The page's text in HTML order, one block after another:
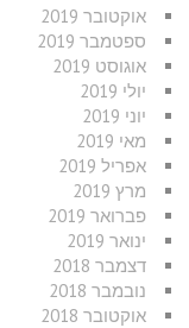
אוקטובר 2019
ספטמבר 2019
אוגוסט 2019
יולי 2019
יוני 2019
מאי 2019
אפריל 2019
מרץ 2019
פברואר 2019
ינואר 2019
דצמבר 2018
נובמבר 2018
אוקטובר 2018